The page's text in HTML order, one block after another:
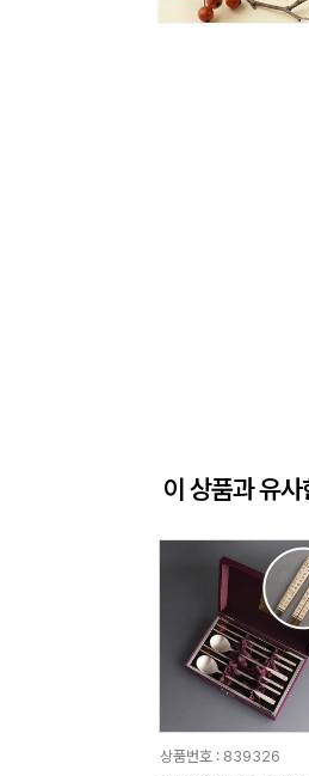
이 상품과 유사
상품번호 : 839326